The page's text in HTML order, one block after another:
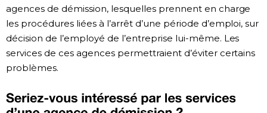
Tokyo
agences de démission, lesquelles prennent en charge
les procédures liées à l’arrêt d’une période d’emploi, sur
décision de l’employé de l’entreprise lui-même. Les
services de ces agences permettraient d’éviter certains
problèmes.